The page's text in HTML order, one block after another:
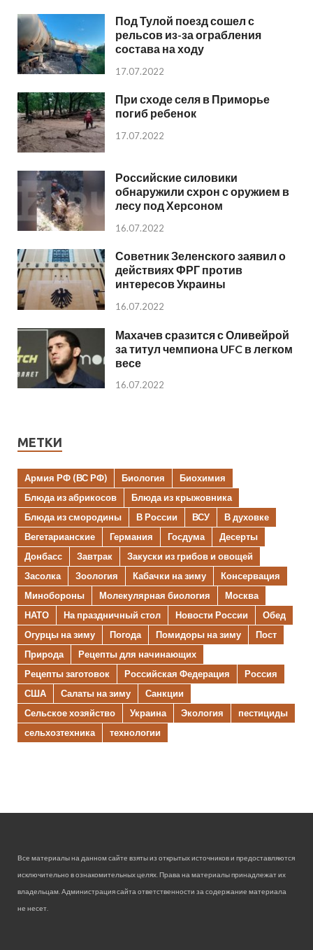
Под Тулой поезд сошел с
рельсов из-за ограбления
состава на ходу
17.07.2022
При сходе селя в Приморье
погиб ребенок
17.07.2022
Российские силовики
обнаружили схрон с оружием в
лесу под Херсоном
16.07.2022
Советник Зеленского заявил о
действиях ФРГ против
интересов Украины
16.07.2022
Махачев сразится с Оливейрой
за титул чемпиона UFC в легком
весе
16.07.2022
МЕТКИ
Армия РФ (ВС РФ) Биология
Биохимия
Блюда из абрикосов
Блюда из крыжовника
Блюда из смородины
В России ВСУ
В духовке
Вегетарианские
Германия Госдума
Десерты
Донбасс
Завтрак
Закуски из грибов и овощей
Засолка
Зоология Кабачки на зиму
Консервация
Минобороны
Молекулярная биология
Москва
НАТО
На праздничный стол Новости России
Обед
Огурцы на зиму
Погода Помидоры на зиму
Пост
Природа
Рецепты для начинающих
Рецепты заготовок
Российская Федерация
Россия
США
Салаты на зиму
Санкции
Сельское хозяйство
Украина Экология
пестициды
сельхозтехника
технологии
Все материалы на данном сайте взяты из открытых источников и предоставляются
исключительно в ознакомительных целях. Права на материалы принадлежат их
владельцам. Администрация сайта ответственности за содержание материала
не несет.